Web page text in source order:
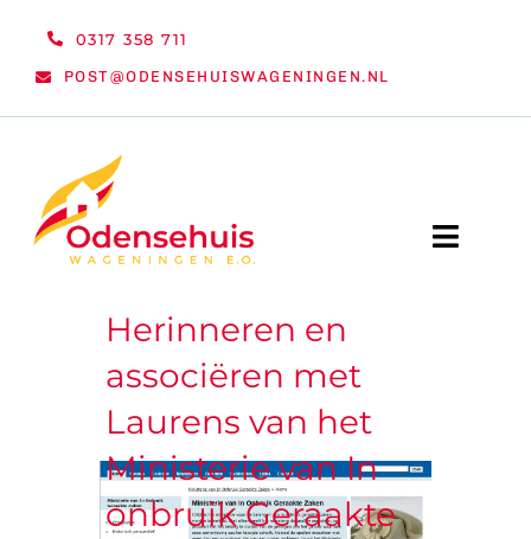
0317 358 711
POST@ODENSEHUISWAGENINGEN.NL
Toggle
WELKOM
ACTIVITEITEN
ORGANISATIE
Herinneren en
associëren met
Laurens van het
Ministerie van In
onbruik Geraakte